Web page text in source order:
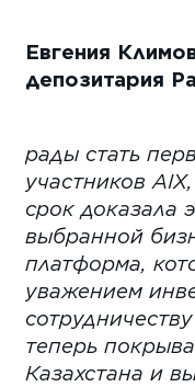
Евгения
депозитария
рады стать
участниковAIX
срок доказала
выбранной
платформа,
уважением
теперь
Казахстана и